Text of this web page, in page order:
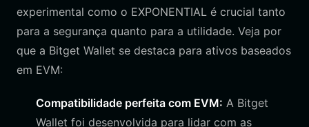
experimental como o EXPONENTIAL é crucial tanto
para a segurança quanto para a utilidade. Veja por
que a Bitget Wallet se destaca para ativos baseados
em EVM:
Compatibilidade perfeita com EVM: A Bitget
Wallet foi desenvolvida para lidar com as